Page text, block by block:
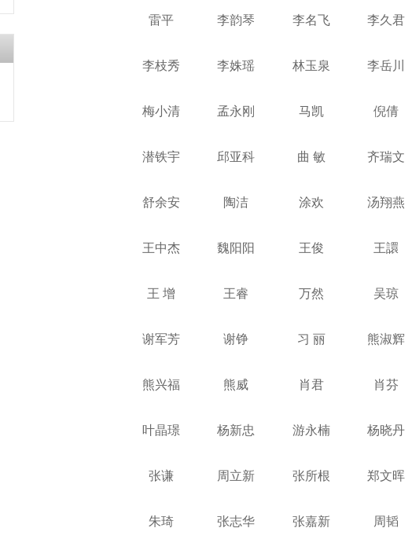
雷平 李韵琴 李名飞 李久君
李枝秀 李姝瑶 林玉泉 李岳川
梅小清 孟永刚 马凯 倪倩
潜铁宇 邱亚科 曲 敏 齐瑞文
舒余安 陶洁 涂欢 汤翔燕
王中杰 魏阳阳 王俊 王譞
王 增 王睿 万然 吴琼
谢军芳 谢铮 习 丽 熊淑辉
熊兴福 熊威 肖君 肖芬
叶晶璟 杨新忠 游永楠 杨晓丹
张谦 周立新 张所根 郑文晖
朱琦 张志华 张嘉新 周韬